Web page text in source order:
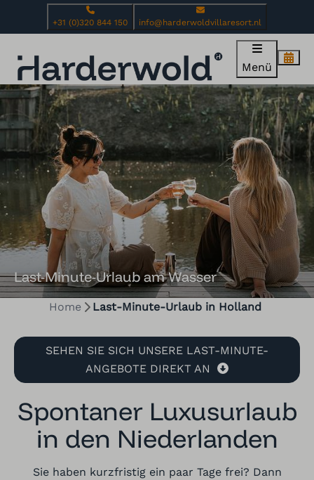
+31 (0)320 844 150 info@harderwoldvillaresort.nl
Menü
Last-Minute-Urlaub am Wasser
Home Last-Minute-Urlaub in Holland
SEHEN SIE SICH UNSERE LAST-MINUTE-
ANGEBOTE DIREKT AN
Spontaner Luxusurlaub
in den Niederlanden
Sie haben kurzfristig ein paar Tage frei? Dann